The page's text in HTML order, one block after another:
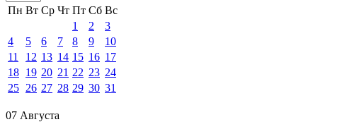
Пн Вт Ср Чт Пт Сб Вс
1
2
3
4
5 6 7 8 9
10
11
12 13 14 15 16 17
18 19 20 21 22 23 24
25 26 27 28 29 30 31
07 Августа